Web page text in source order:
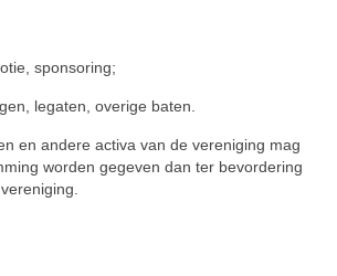
sponsoring;
legaten, overige baten.
en andere activa van de vereniging mag
worden gegeven dan ter bevordering